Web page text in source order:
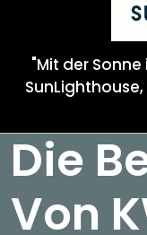
"Mit der
Die
Von